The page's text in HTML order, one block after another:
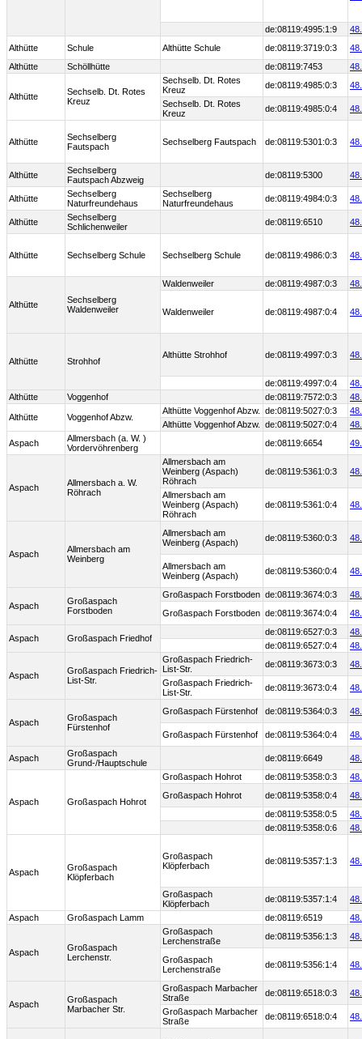
de:08119:4995:1:9
Althütte
Schule Althütte Schule de:08119:3719:0:3
Althütte
Schöllhütte de:08119:7453
Althütte
Sechselb. Dt. Rotes
Kreuz
Sechselb. Dt. Rotes
Kreuz
de:08119:4985:0:3
Sechselb. Dt. Rotes
Kreuz
de:08119:4985:0:4
Althütte
Sechselberg
Fautspach
Sechselberg Fautspach de:08119:5301:0:3
Althütte
Sechselberg
Fautspach Abzweig
de:08119:5300
Althütte
Sechselberg
Naturfreundehaus
Sechselberg
Naturfreundehaus
de:08119:4984:0:3
Althütte
Sechselberg
Schlichenweiler
de:08119:6510
Althütte Sechselberg Schule Sechselberg Schule de:08119:4986:0:3
Althütte
Sechselberg
Waldenweiler
Waldenweiler de:08119:4987:0:3
Waldenweiler de:08119:4987:0:4
Althütte Strohhof
Althütte Strohhof de:08119:4997:0:3
de:08119:4997:0:4
Althütte
Voggenhof de:08119:7572:0:3
Althütte Voggenhof Abzw.
Althütte Voggenhof Abzw. de:08119:5027:0:3
Althütte Voggenhof Abzw.
de:08119:5027:0:4
Aspach
Allmersbach (a. W. )
Vordervöhrenberg
de:08119:6654
Aspach
Allmersbach a. W.
Röhrach
Allmersbach am
Weinberg (Aspach)
Röhrach
de:08119:5361:0:3
Allmersbach am
Weinberg (Aspach)
Röhrach
de:08119:5361:0:4
Aspach
Allmersbach am
Weinberg
Allmersbach am
Weinberg (Aspach)
de:08119:5360:0:3
Allmersbach am
Weinberg (Aspach)
de:08119:5360:0:4
Aspach
Großaspach
Forstboden
Großaspach Forstboden de:08119:3674:0:3
Großaspach Forstboden de:08119:3674:0:4
Aspach Großaspach Friedhof
de:08119:6527:0:3
de:08119:6527:0:4
Aspach
Großaspach Friedrich-
List-Str.
Großaspach Friedrich-
List-Str.
de:08119:3673:0:3
Großaspach Friedrich-
List-Str.
de:08119:3673:0:4
Aspach
Großaspach
Fürstenhof
Großaspach Fürstenhof de:08119:5364:0:3
Großaspach Fürstenhof de:08119:5364:0:4
Aspach
Großaspach
Grund-/Hauptschule
de:08119:6649
Aspach Großaspach Hohrot
Großaspach Hohrot de:08119:5358:0:3
Großaspach Hohrot
de:08119:5358:0:4
de:08119:5358:0:5
de:08119:5358:0:6
Aspach
Großaspach
Klöpferbach
Großaspach
Klöpferbach
de:08119:5357:1:3
Großaspach
Klöpferbach
de:08119:5357:1:4
Aspach
Großaspach Lamm de:08119:6519
Aspach
Großaspach
Lerchenstr.
Großaspach
Lerchenstraße
de:08119:5356:1:3
Großaspach
Lerchenstraße
de:08119:5356:1:4
Aspach
Großaspach
Marbacher Str.
Großaspach Marbacher
Straße
de:08119:6518:0:3
Großaspach Marbacher
Straße
de:08119:6518:0:4